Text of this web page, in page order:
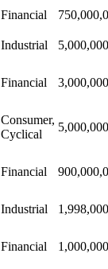
Financial
Industrial
Financial
Consumer,
Cyclical
Financial
Industrial
Financial